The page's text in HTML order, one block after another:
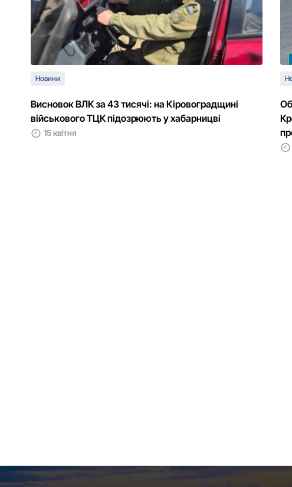
Новини
Висновок ВЛК за 43 тисячі: на Кіровоградщині
військового ТЦК підозрюють у хабарницві
15 квітня